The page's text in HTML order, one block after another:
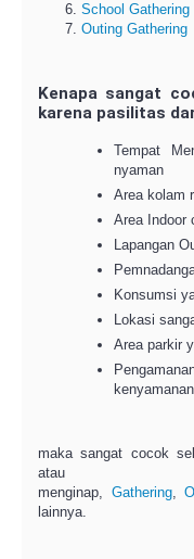
School Gathering
Outing Gathering
Kenapa sangat
karena pasilitas
Tempat
nyaman
Area kolam
Area Indoor
Lapangan
Konsumsi
Lokasi
Area parkir
kenyamanan
maka sangat cocok
atau
menginap, Gathering,
lainnya.